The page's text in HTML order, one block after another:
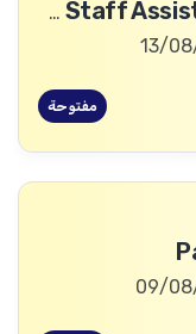
Community Committee Follow-up Staff Assistant (WFP Project)
مفتوحة